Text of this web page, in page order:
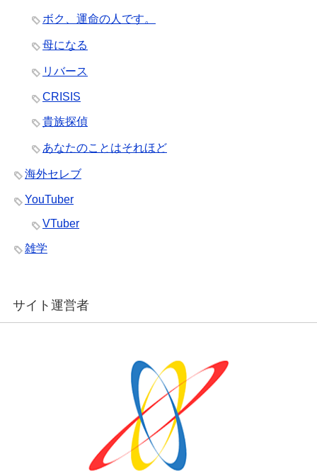
ボク、運命の人です。
母になる
リバース
CRISIS
貴族探偵
あなたのことはそれほど
海外セレブ
YouTuber
VTuber
雑学
サイト運営者